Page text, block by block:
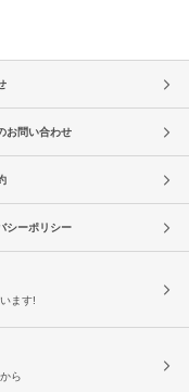
お問い合わせ
シーポリシー
ます!
ら